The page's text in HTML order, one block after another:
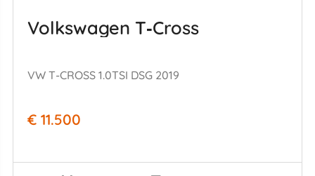
Volkswagen T‑Cross
VW T-CROSS 1.0TSI DSG 2019
€ 11.500